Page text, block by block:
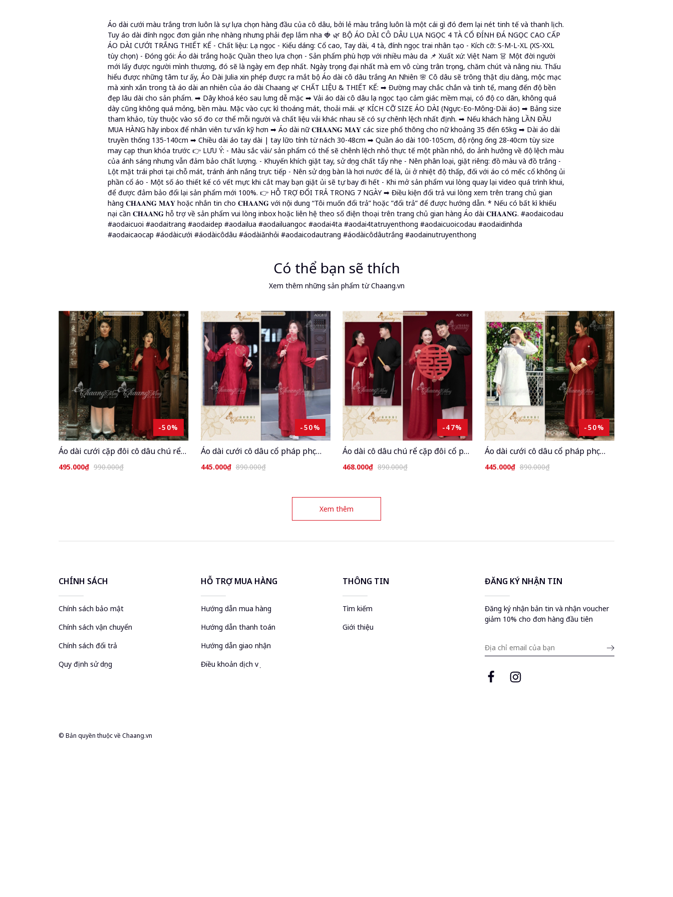
Áo dài cưới màu trắng trơn luôn là sự lựa chọn hàng đầu của cô dâu, bởi lẻ màu trắng luôn là một cái gì đó đem lại nét tinh tế và thanh lịch.
Tuy áo dài đính ngọc đơn giản nhẹ nhàng nhưng phải đẹp lắm nha 🍓 🌿 BỘ ÁO DÀI CÔ DÂU LỤA NGỌC 4 TÀ CỔ ĐÍNH ĐÁ NGỌC CAO CẤP
ÁO DÀI CƯỚI TRẮNG THIẾT KẾ - Chất liệu: Lụa ngọc - Kiểu dáng: Cổ cao, Tay dài, 4 tà, đính ngọc trai nhân tạo - Kích cỡ: S-M-L-XL (XS-XXL
tùy chọn) - Đóng gói: Áo dài trắng hoặc Quần theo lựa chọn - Sản phẩm phù hợp với nhiều màu da 📌 Xuất xứ: Việt Nam 👗 Một đời người
mới lấy được người mình thương, đó sẽ là ngày em đẹp nhất. Ngày trọng đại nhất mà em vô cùng trân trọng, chăm chút và nâng niu. Thấu
hiểu được những tâm tư ấy, Áo Dài Julia xin phép được ra mắt bộ Áo dài cô dâu trắng An Nhiên 🌸 Cô dâu sẽ trông thật dịu dàng, mộc mạc
mà xinh xắn trong tà áo dài an nhiên của áo dài Chaang 🌿 CHẤT LIỆU & THIẾT KẾ: ➡ Đường may chắc chắn và tinh tế, mang đến độ bền
đẹp lâu dài cho sản phẩm. ➡ Dây khoá kéo sau lưng dễ mặc ➡ Vải áo dài cô dâu lụa ngọc tạo cảm giác mềm mại, có độ co dãn, không quá
dày cũng không quá mỏng, bền màu. Mặc vào cực kì thoáng mát, thoải mái. 🌿 KÍCH CỠ SIZE ÁO DÀI (Ngực-Eo-Mông-Dài áo) ➡ Bảng size
tham khảo, tùy thuộc vào số đo cơ thể mỗi người và chất liệu vải khác nhau sẽ có sự chênh lệch nhất định. ➡ Nếu khách hàng LẦN ĐẦU
MUA HÀNG hãy inbox để nhân viên tư vấn kỹ hơn ➡ Áo dài nữ 𝐂𝐇𝐀𝐀𝐍𝐆 𝐌𝐀𝐘 các size phổ thông cho nữ khoảng 35 đến 65kg ➡ Dài áo dài
truyền thống 135-140cm ➡ Chiều dài áo tay dài | tay lữo tính từ nách 30-48cm ➡ Quần áo dài 100-105cm, độ rộng ống 28-40cm tùy size
may cạp thun khóa trước 👉 LƯU Ý: - Màu sắc vải/ sản phẩm có thể sẽ chênh lệch nhỏ thực tế một phần nhỏ, do ảnh hưởng về độ lệch màu
của ánh sáng nhưng vẫn đảm bảo chất lượng. - Khuyến khích giặt tay, sử dụng chất tẩy nhẹ - Nên phân loại, giặt riêng: đồ màu và đồ trắng -
Lột mặt trái phơi tại chỗ mát, tránh ánh nắng trực tiếp - Nên sử dụng bàn là hơi nước để là, ủi ở nhiệt độ thấp, đối với áo có mếc cổ không ủi
phần cổ áo - Một số áo thiết kế có vết mực khi cắt may bạn giặt ủi sẽ tự bay đi hết - Khi mở sản phẩm vui lòng quay lại video quá trình khui,
để được đảm bảo đổi lại sản phẩm mới 100%. 👉 HỖ TRỢ ĐỔI TRẢ TRONG 7 NGÀY ➡ Điều kiện đổi trả vui lòng xem trên trang chủ gian
hàng 𝐂𝐇𝐀𝐀𝐍𝐆 𝐌𝐀𝐘 hoặc nhắn tin cho 𝐂𝐇𝐀𝐀𝐍𝐆 với nội dung “Tôi muốn đổi trả” hoặc ”đổi trả” để được hướng dẫn. * Nếu có bất kì khiếu
nại cần 𝐂𝐇𝐀𝐀𝐍𝐆 hỗ trợ về sản phẩm vui lòng inbox hoặc liên hệ theo số điện thoại trên trang chủ gian hàng Áo dài 𝐂𝐇𝐀𝐀𝐍𝐆. #aodaicodau
#aodaicuoi #aodaitrang #aodaidep #aodailua #aodailuangoc #aodai4ta #aodai4tatruyenthong #aodaicuoicodau #aodaidinhda
#aodaicaocap #áodàicưới #áodàicôdâu #áodàiănhỏi #aodaicodautrang #áodàicôdâutrắng #aodainutruyenthong
Có thể bạn sẽ thích
Xem thêm những sản phẩm từ Chaang.vn
-50%
Áo dài cưới cặp đôi cô dâu chú rể
truyền thống may sẵn dự tiệc hỏi
495.000₫ 990.000₫
-50%
Áo dài cưới cô dâu cổ pháp phục
may sẵn 4 tà dự tiệc cưới hỏi sự
445.000₫ 890.000₫
-47%
Áo dài cô dâu chú rể cặp đôi cổ phục
tấc nam nữ dự tiệc đám hỏi lễ tết
468.000₫ 890.000₫
-50%
Áo dài cưới cô dâu cổ pháp phục
may sẵn 4 tà dự tiệc cưới hỏi sự
445.000₫ 890.000₫
Xem thêm
CHÍNH SÁCH
Chính sách bảo mật
Chính sách vận chuyển
Chính sách đổi trả
Quy định sử dụng
HỖ TRỢ MUA HÀNG
Hướng dẫn mua hàng
Hướng dẫn thanh toán
Hướng dẫn giao nhận
Điều khoản dịch vụ
THÔNG TIN
Tìm kiếm
Giới thiệu
ĐĂNG KÝ NHẬN TIN
Đăng ký nhận bản tin và nhận voucher
giảm 10% cho đơn hàng đầu tiên
Submit
email
© Bản quyền thuộc vềChaang.vn